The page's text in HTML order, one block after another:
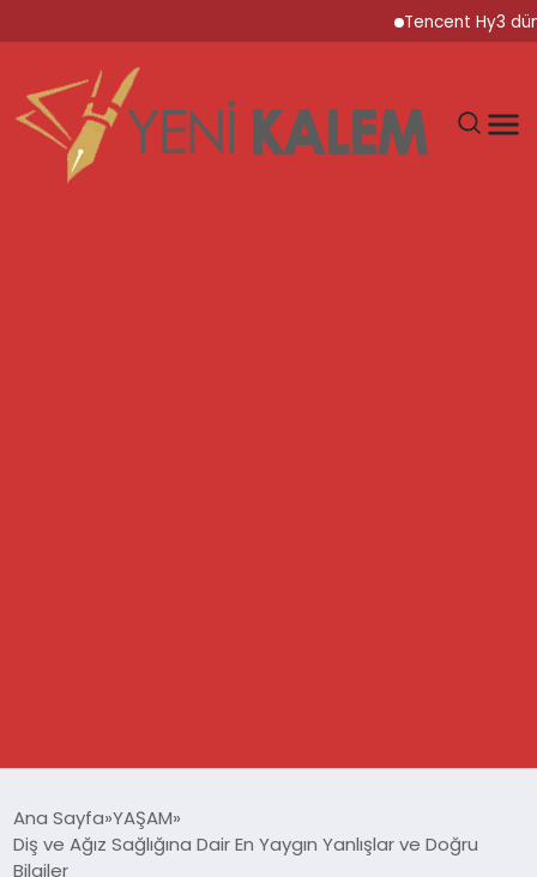
Tencent Hy3 dünya
SPOR
Ana Sayfa YAŞAM
Diş ve Ağız Sağlığına Dair En Yaygın Yanlışlar ve Doğru
Bilgiler